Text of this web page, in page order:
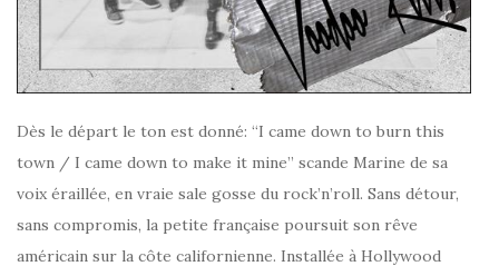
Dès le départ le ton est donné: “I came down to burn this
town / I came down to make it mine” scande Marine de sa
voix éraillée, en vraie sale gosse du rock’n’roll. Sans détour,
sans compromis, la petite française poursuit son rêve
américain sur la côte californienne. Installée à Hollywood